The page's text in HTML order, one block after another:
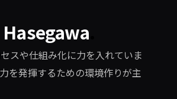
スや仕組み化に力を入れていま
を発揮するための環境作りが主